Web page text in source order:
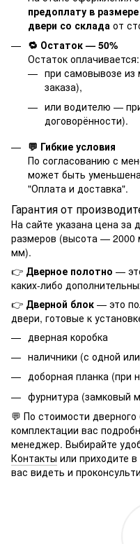
предоплату в
двери со склада от
🔁 Остаток — 50%
Остаток оплачивается:
при самовывозе из
заказа),
или водителю —
договорённости).
💬 Гибкие условия
По согласованию с
может быть
"Оплата и доставка".
Гарантия от
На сайте указана цена за
размеров (высота —
мм).
👉 Дверное полотно —
каких-либо
👉 Дверной блок — это
двери, готовые к
дверная коробка
наличники (с одной
доборная планка (при
фурнитура (замковый
💬 По стоимости
комплектации вас
менеджер. Выбирайте
Контакты или приходите
вас видеть и